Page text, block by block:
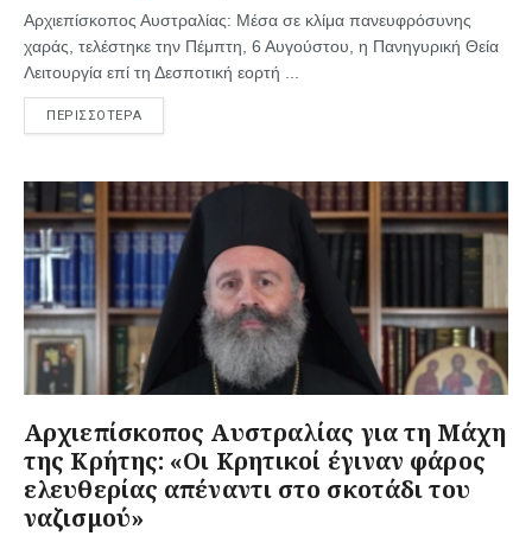
Αρχιεπίσκοπος Αυστραλίας: Μέσα σε κλίμα πανευφρόσυνης
χαράς, τελέστηκε την Πέμπτη, 6 Αυγούστου, η Πανηγυρική Θεία
Λειτουργία επί τη Δεσποτική εορτή ...
ΠΕΡΙΣΣΟΤΕΡΑ
Αρχιεπίσκοπος Αυστραλίας για τη Μάχη
της Κρήτης: «Οι Κρητικοί έγιναν φάρος
ελευθερίας απέναντι στο σκοτάδι του
ναζισμού»